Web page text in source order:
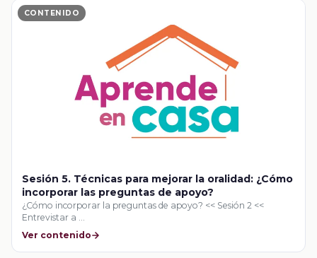
CONTENIDO
Sesión 5. Técnicas para mejorar la oralidad: ¿Cómo
incorporar las preguntas de apoyo?
¿Cómo incorporar la preguntas de apoyo? << Sesión 2 <<
Entrevistar a …
Ver contenido